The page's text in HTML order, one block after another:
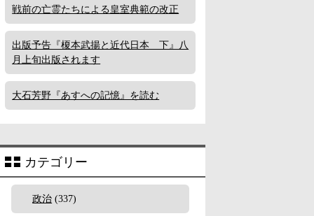
戦前の亡霊たちによる皇室典範の改正
出版予告『榎本武揚と近代日本 下』八
月上旬出版されます
大石芳野『あすへの記憶』を読む
カテゴリー
政治 (337)